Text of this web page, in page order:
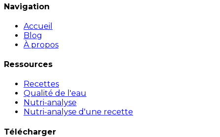
Navigation
Accueil
Blog
À propos
Ressources
Recettes
Qualité de l'eau
Nutri-analyse
Nutri-analyse d'une recette
Télécharger